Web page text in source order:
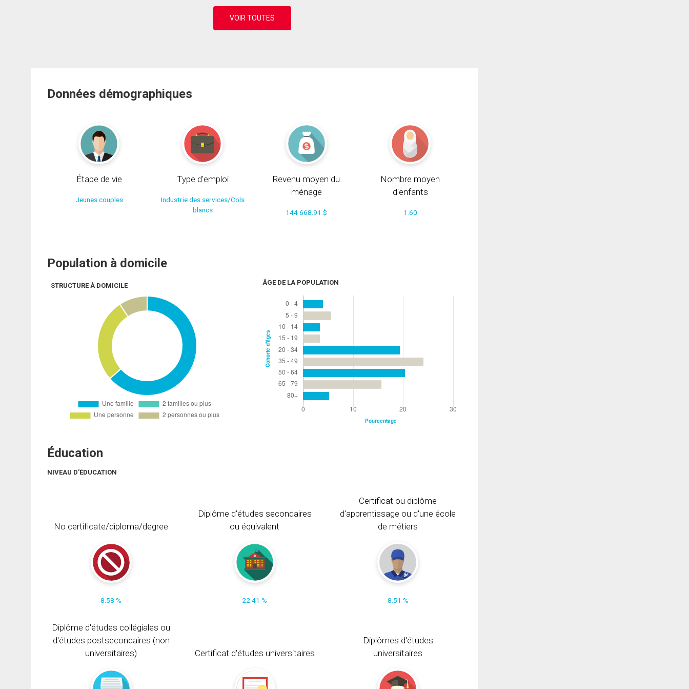
Données démographiques
Étape de vie
Jeunes couples
Type d'emploi
Industrie des services/Cols
blancs
Revenu moyen du
ménage
144 668.91 $
Nombre moyen
d'enfants
1.60
Population à domicile
STRUCTURE À DOMICILE ÂGE DE LA POPULATION
Éducation
NIVEAU D'ÉDUCATION
No certificate/diploma/degree
8.58 %
Diplôme d'études secondaires
ou équivalent
22.41 %
Certificat ou diplôme
d'apprentissage ou d'une école
de métiers
8.51 %
Diplôme d'études collégiales ou
d'études postsecondaires (non
universitaires)
Certificat d'études universitaires
Diplômes d'études
universitaires